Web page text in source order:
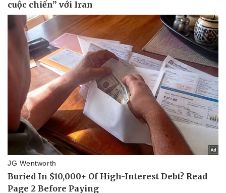
Thể thao
Bóng đá
Lịch thi đấu bóng đá
Thế giới thể thao
eSports
Hậu trường
Ô tô
Tư vấn